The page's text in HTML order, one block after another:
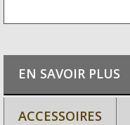
EN SAVOIR PLUS
ACCESSOIRES